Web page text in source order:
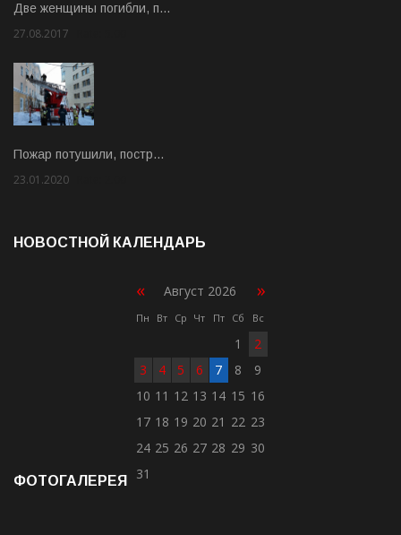
Две женщины погибли, п…
27.08.2017
Пожар потушили, постр…
23.01.2020
НОВОСТНОЙ КАЛЕНДАРЬ
« Август 2026 »
Пн Вт Ср Чт Пт Сб Вс
1
2
3
4 5 6 7 8
9
10 11 12 13 14 15 16
17 18 19 20 21 22 23
24 25 26 27 28 29 30
31
ФОТОГАЛЕРЕЯ